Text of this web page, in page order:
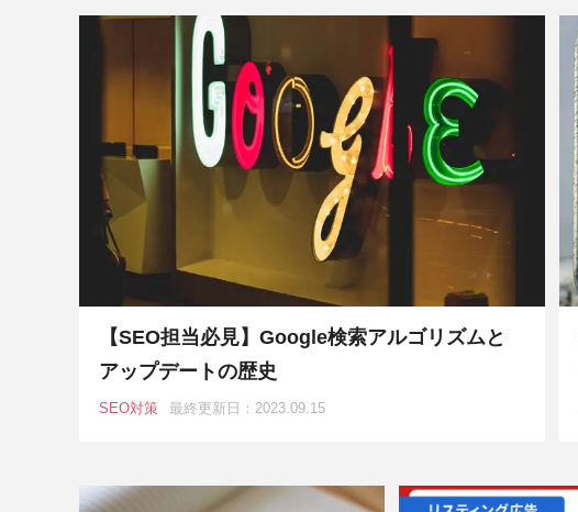
【SEO担当必見】Google検索アルゴリズムと
アップデートの歴史
SEO対策 最終更新日：2023.09.15